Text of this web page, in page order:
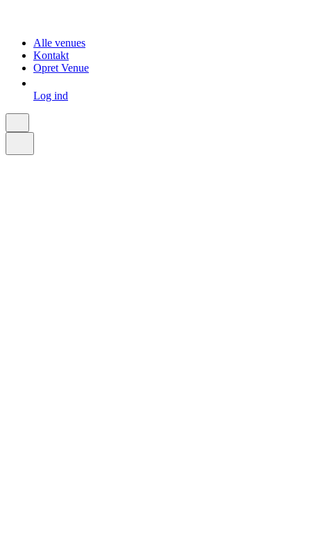
Alle venues
Kontakt
Opret Venue
Log ind